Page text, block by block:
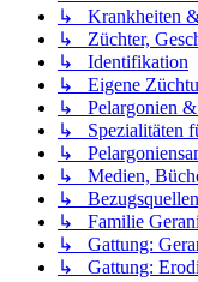
↳ Krankheiten &
↳ Züchter,
↳ Identifikation
↳ Eigene
↳ Pelargonien &
↳ Spezialitäten
↳
↳ Medien,
↳
↳ Familie
↳ Gattung:
↳ Gattung: